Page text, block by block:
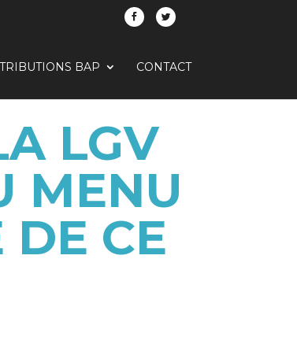
BAP CONTACT
LGV
MENU
DE CE